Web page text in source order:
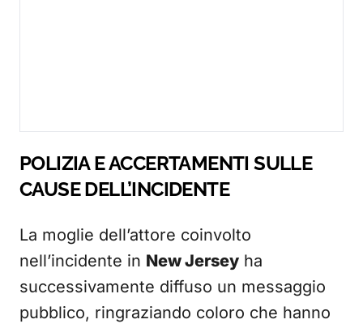
POLIZIA E ACCERTAMENTI SULLE
CAUSE DELL’INCIDENTE
La moglie dell’attore coinvolto
nell’incidente in New Jersey ha
successivamente diffuso un messaggio
pubblico, ringraziando coloro che hanno